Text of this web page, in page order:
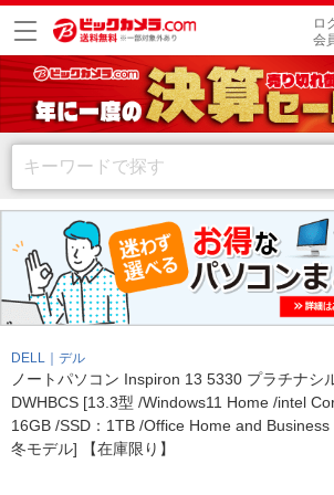
ロ
会
DELL｜デル
ノートパソコン Inspiron 13 5330 プラチナシ
DWHBCS [13.3型 /Windows11 Home /intel
16GB /SSD：1TB /Office Home and
冬モデル] 【在庫限り】